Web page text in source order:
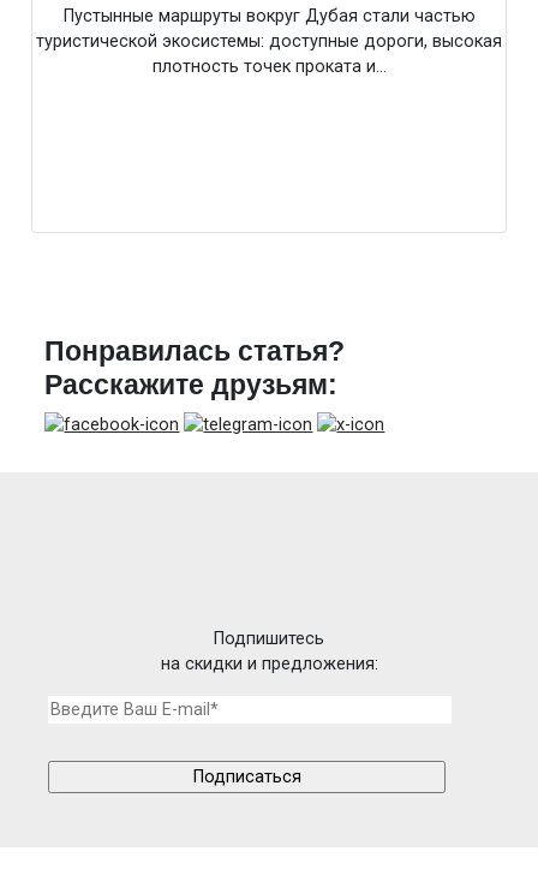
Пустынные маршруты вокруг Дубая стали частью
туристической экосистемы: доступные дороги, высокая
плотность точек проката и…
Понравилась статья?
Расскажите друзьям:
Подпишитесь
на скидки и предложения: